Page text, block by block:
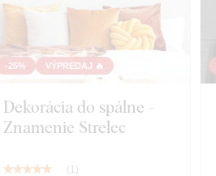
-25% VÝPREDAJ 🔥
Dekorácia do spálne -
Znamenie Strelec
(1)